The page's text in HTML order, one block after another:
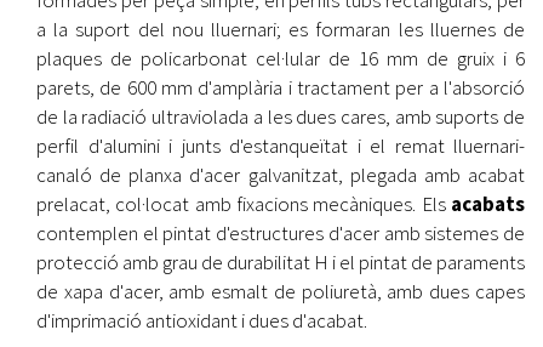
a la suport del nou lluernari; es formaran les lluernes de
plaques de policarbonat cel·lular de 16 mm de gruix i 6
parets, de 600 mm d'amplària i tractament per a l'absorció
de la radiació ultraviolada a les dues cares, amb suports de
perfil d'alumini i junts d'estanqueïtat i el remat lluernari-
canaló de planxa d'acer galvanitzat, plegada amb acabat
prelacat, col·locat amb fixacions mecàniques. Els acabats
contemplen el pintat d'estructures d'acer amb sistemes de
protecció amb grau de durabilitat H i el pintat de paraments
de xapa d'acer, amb esmalt de poliuretà, amb dues capes
d'imprimació antioxidant i dues d'acabat.